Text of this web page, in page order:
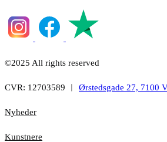
©2025 All rights reserved
CVR: 12703589 ︱ Ørstedsgade 27, 7100
Nyheder
Kunstnere